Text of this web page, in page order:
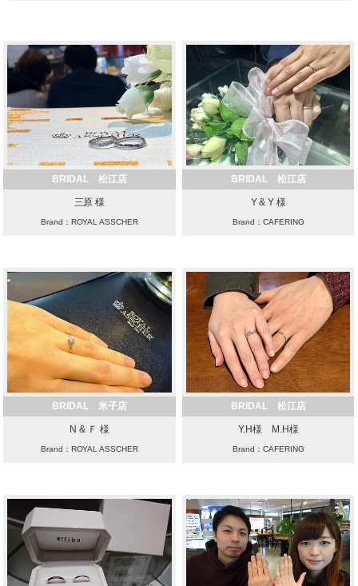
BRIDAL 松江店
三原 様
Brand：ROYAL ASSCHER
BRIDAL 松江店
Y & Y 様
Brand：CAFERING
BRIDAL 米子店
N & Ｆ 様
Brand：ROYAL ASSCHER
BRIDAL 松江店
Y.H様 M.H様
Brand：CAFERING